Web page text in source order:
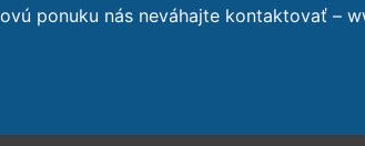
ponuku nás neváhajte kontaktovať –